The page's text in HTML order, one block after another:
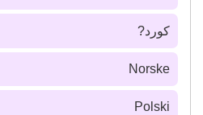
كورد?
Norske
Polski